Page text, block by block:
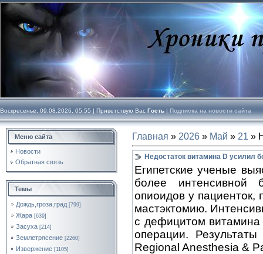
Воскресенье, 09.08.2026, 05:55 | Приветствую Вас Гость | Подписка на новости сайта
Меню сайта
Новости
Обратная связь
Темы
Дождь,гроза,град [799]
Жара [639]
Засуха [214]
Землетрясение [2260]
Извержение [1105]
Главная » 2026 » Май » 21 »
Недостаток витамина D усилил
Египетские ученые
более
опиоидов у
мастэктомию.
с дефицитом витамина
операции.
Regional Anesthesia &